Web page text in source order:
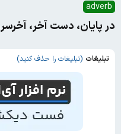
adverb
در پایان، دست آخر،
تبلیغات (تبلیغات را حذف کنید)